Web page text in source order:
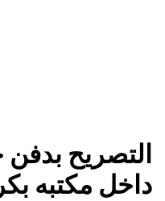
التصريح
داخل مكتبه